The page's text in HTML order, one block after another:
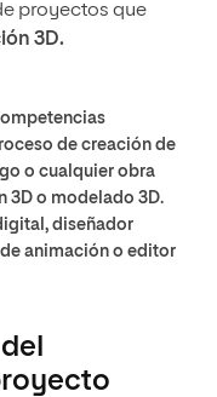
proyectos que
3D.
de creación de
o cualquier obra
3D o modelado 3D.
diseñador
animación o editor